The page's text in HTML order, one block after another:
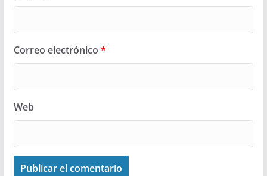
Correo electrónico *
Web